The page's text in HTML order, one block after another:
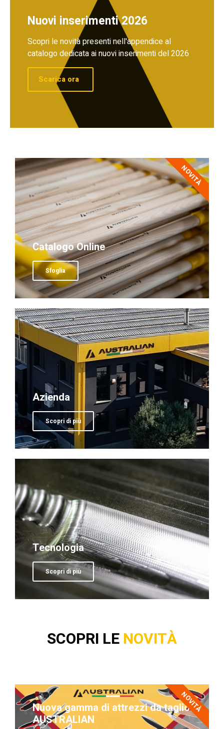
Nuovi inserimenti 2026
Scopri le novità presenti nell'appendice al
catalogo dedicata ai nuovi inserimenti del 2026
Scarica ora
Catalogo Online
Sfoglia
NOVITÀ
Azienda
Scopri di più
Tecnologia
Scopri di più
SCOPRI LE NOVITÀ
Nuova gamma di attrezzi da taglio
AUSTRALIAN
NOVITÀ